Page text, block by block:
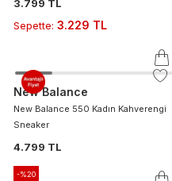
3.799 TL
Sepette: 3.229 TL
New Balance
New Balance 550 Kadın Kahverengi
Sneaker
4.799 TL
-%20